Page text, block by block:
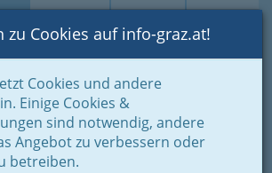
Suche Login Toggle
Cookies auf info-graz.at!
Cookies und andere
Einige Cookies &
sind notwendig, andere
Angebot zu verbessern oder
betreiben.
Freizeit & Sport
Vereine
und Parteien
Tiervereine